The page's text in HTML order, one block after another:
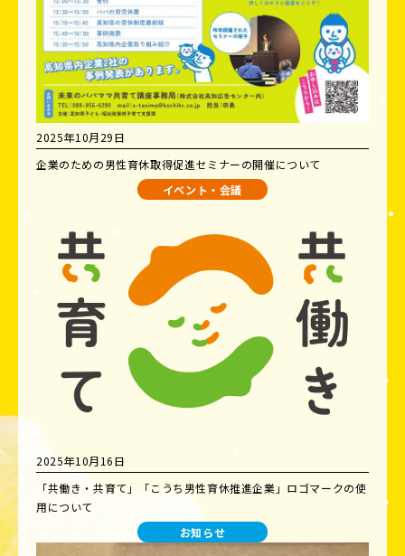
2025年10月29日
企業のための男性育休取得促進セミナーの開催について
イベント・会議
2025年10月16日
「共働き・共育て」「こうち男性育休推進企業」ロゴマークの使
用について
お知らせ